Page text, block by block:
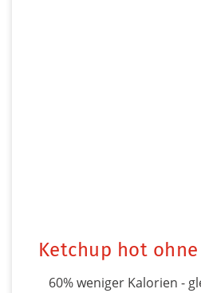
Ketchup hot
60% weniger Kalorien -